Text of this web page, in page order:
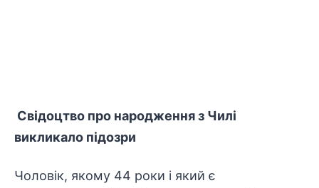
Свідоцтво про народження з Чилі
викликало підозри
Чоловік, якому 44 роки і який є